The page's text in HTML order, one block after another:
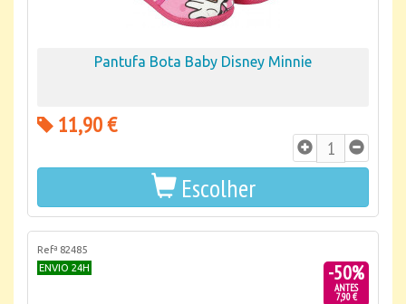
Pantufa Bota Baby Disney Minnie
11,90 €
Escolher
Refª 82485
ENVIO 24H
-50%
ANTES
7,90 €